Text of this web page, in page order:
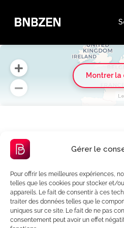
Gérer le
Pour offrir les meilleures expériences,
telles que les cookies pour stocker et/
appareils. Le fait de consentir à ces
traiter des données telles que le
uniques sur ce site. Le fait de ne pas
consentement peut avoir un effet
Nos vehicules
Montrer la